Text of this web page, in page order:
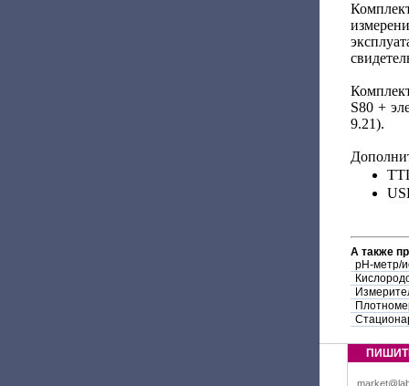
S80 +
9.21).
А также
pH-метр/